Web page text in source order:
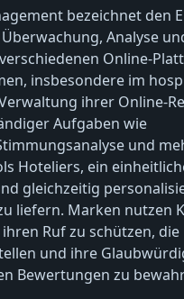
bezeichnet den
Analyse
Online-
insbesondere im
ihrer Online-
Aufgaben wie
und
Hoteliers, ein
gleichzeitig
liefern. Marken nutzen
Ruf zu schützen,
und ihre
Bewertungen zu